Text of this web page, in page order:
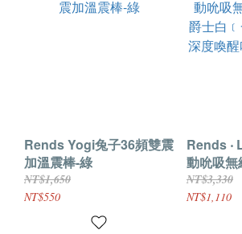
Rends Yogi兔子36頻雙震
加溫震棒-綠
NT$1,650
NT$550
Rends ‧
動吮吸無
爵士白﹝
深度喚醒
NT$3,330
NT$1,110